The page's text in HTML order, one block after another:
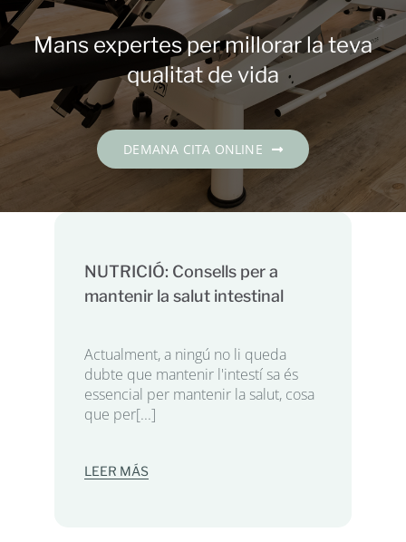
Contacte
Català
Mans expertes per millorar la teva
qualitat de vida
DEMANA CITA ONLINE
NUTRICIÓ: Consells per a
mantenir la salut intestinal
Actualment, a ningú no li queda
dubte que mantenir l'intestí sa és
essencial per mantenir la salut, cosa
que per[...]
LEER MÁS